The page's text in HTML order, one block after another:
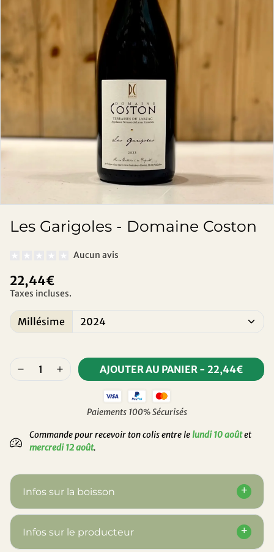
Les Garigoles - Domaine Coston
Aucun avis
22,44€
Taxes incluses.
Millésime
AJOUTER AU PANIER - 22,44€
Paiements 100% Sécurisés
Commande pour recevoir ton colis entre lelundi 10 aoûtet
mercredi 12 août.
Infos sur la boisson
Infos sur le producteur